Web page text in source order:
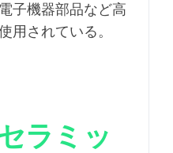
子機器部品など高
用されている。
ラミッ